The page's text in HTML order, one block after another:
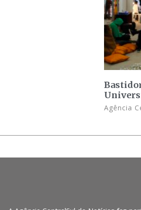
Agência